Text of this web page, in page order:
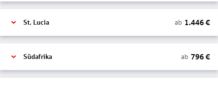
St. Lucia ab 1.446€
Südafrika ab 796€